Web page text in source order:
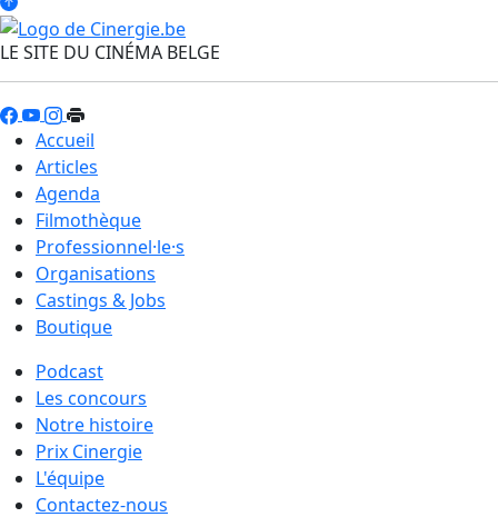
LE SITE DU CINÉMA BELGE
Accueil
Articles
Agenda
Filmothèque
Professionnel·le·s
Organisations
Castings & Jobs
Boutique
Podcast
Les concours
Notre histoire
Prix Cinergie
L'équipe
Contactez-nous